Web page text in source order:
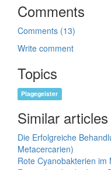
Comments
Comments (13)
Write comment
Topics
Plagegeister
Similar articles
Die Erfolgreiche
Metacercarien)
Rote Cyanobakterien im